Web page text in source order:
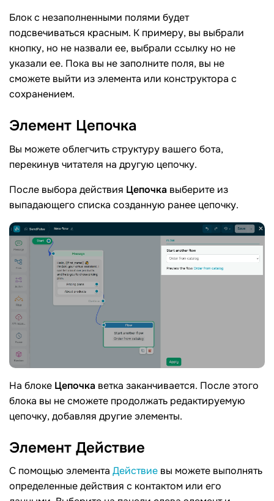
Блок с незаполненными полями будет
подсвечиваться красным. К примеру, вы выбрали
кнопку, но не назвали ее, выбрали ссылку но не
указали ее. Пока вы не заполните поля, вы не
сможете выйти из элемента или конструктора с
сохранением.
Элемент Цепочка
Вы можете облегчить структуру вашего бота,
перекинув читателя на другую цепочку.
После выбора действия Цепочка выберите из
выпадающего списка созданную ранее цепочку.
На блоке Цепочка ветка заканчивается. После этого
блока вы не сможете продолжать редактируемую
цепочку, добавляя другие элементы.
Элемент Действие
С помощью элемента Действие вы можете выполнять
определенные действия с контактом или его